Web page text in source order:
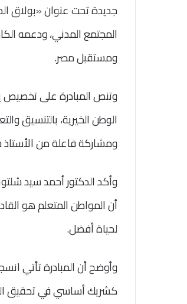
جديدة تحت عنوان «بولاق
المجتمع المدني، ودعمه
ومستقبل مصر.
وتنص المبادرة على تخصيص
الوطن الخيرية، بالتنسيق
ومشاركة فاعلة من الأستاذ
وأكد الدكتور أحمد سيد
أن المواطن المتعلم هو
لحياة أفضل.
وأوضح أن المبادرة تأتي
كشريك أساسي في تحقيق